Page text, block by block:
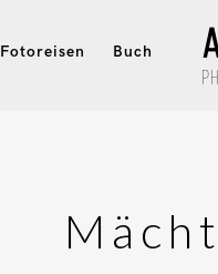
Fotoreisen Buch